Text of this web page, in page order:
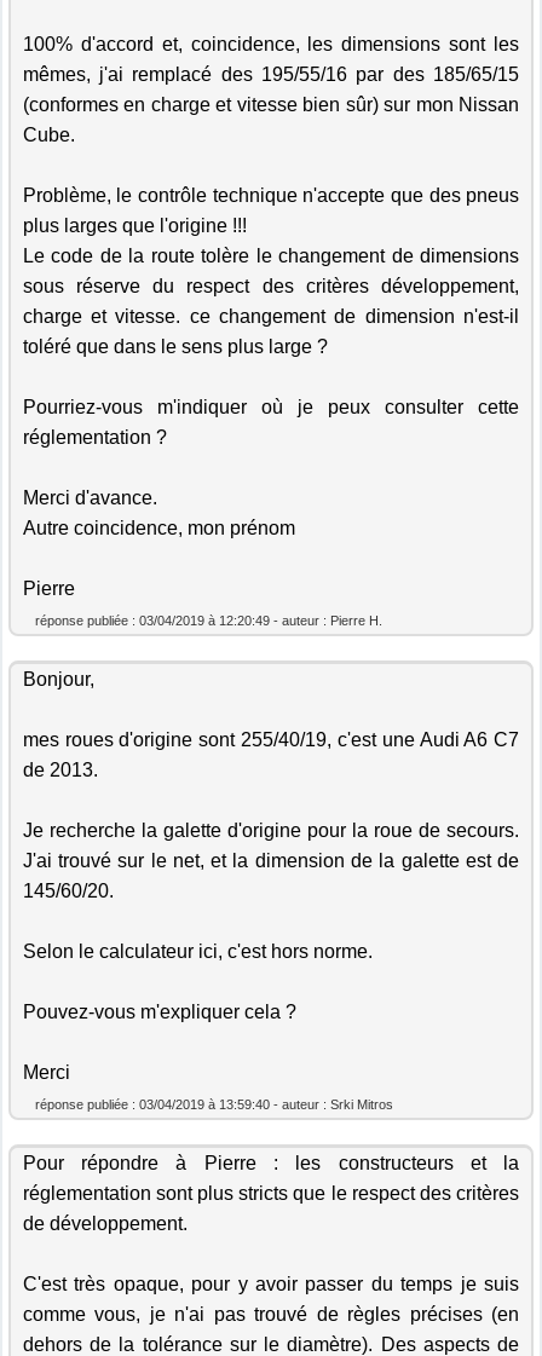
100% d'accord et, coincidence, les dimensions sont les
mêmes, j'ai remplacé des 195/55/16 par des 185/65/15
(conformes en charge et vitesse bien sûr) sur mon Nissan
Cube.
Problème, le contrôle technique n'accepte que des pneus
plus larges que l'origine !!!
Le code de la route tolère le changement de dimensions
sous réserve du respect des critères développement,
charge et vitesse. ce changement de dimension n'est-il
toléré que dans le sens plus large ?
Pourriez-vous m'indiquer où je peux consulter cette
réglementation ?
Merci d'avance.
Autre coincidence, mon prénom
Pierre
réponse publiée : 03/04/2019 à 12:20:49 - auteur : Pierre H.
Bonjour,
mes roues d'origine sont 255/40/19, c'est une Audi A6 C7
de 2013.
Je recherche la galette d'origine pour la roue de secours.
J'ai trouvé sur le net, et la dimension de la galette est de
145/60/20.
Selon le calculateur ici, c'est hors norme.
Pouvez-vous m'expliquer cela ?
Merci
réponse publiée : 03/04/2019 à 13:59:40 - auteur : Srki Mitros
Pour répondre à Pierre : les constructeurs et la
réglementation sont plus stricts que le respect des critères
de développement.
C'est très opaque, pour y avoir passer du temps je suis
comme vous, je n'ai pas trouvé de règles précises (en
dehors de la tolérance sur le diamètre). Des aspects de